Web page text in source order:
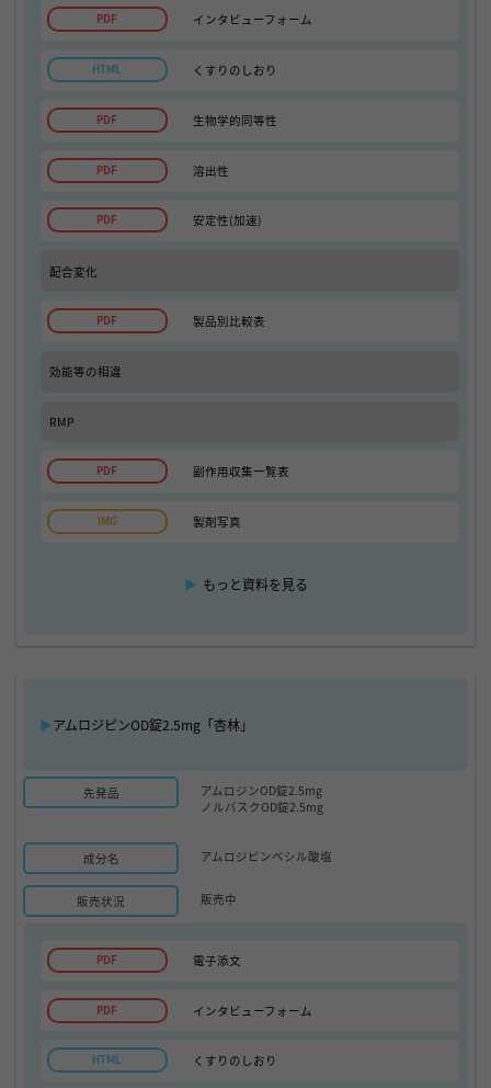
インタビューフォーム
くすりのしおり
生物学的同等性
溶出性
安定性(加速)
配合変化
製品別比較表
効能等の相違
RMP
副作用収集一覧表
製剤写真
▶ もっと資料を見る
▶アムロジピンOD錠2.5mg「杏林」
先発品
アムロジンOD錠2.5mg
ノルバスクOD錠2.5mg
成分名 アムロジピンベシル酸塩
販売状況 販売中
電子添文
インタビューフォーム
くすりのしおり